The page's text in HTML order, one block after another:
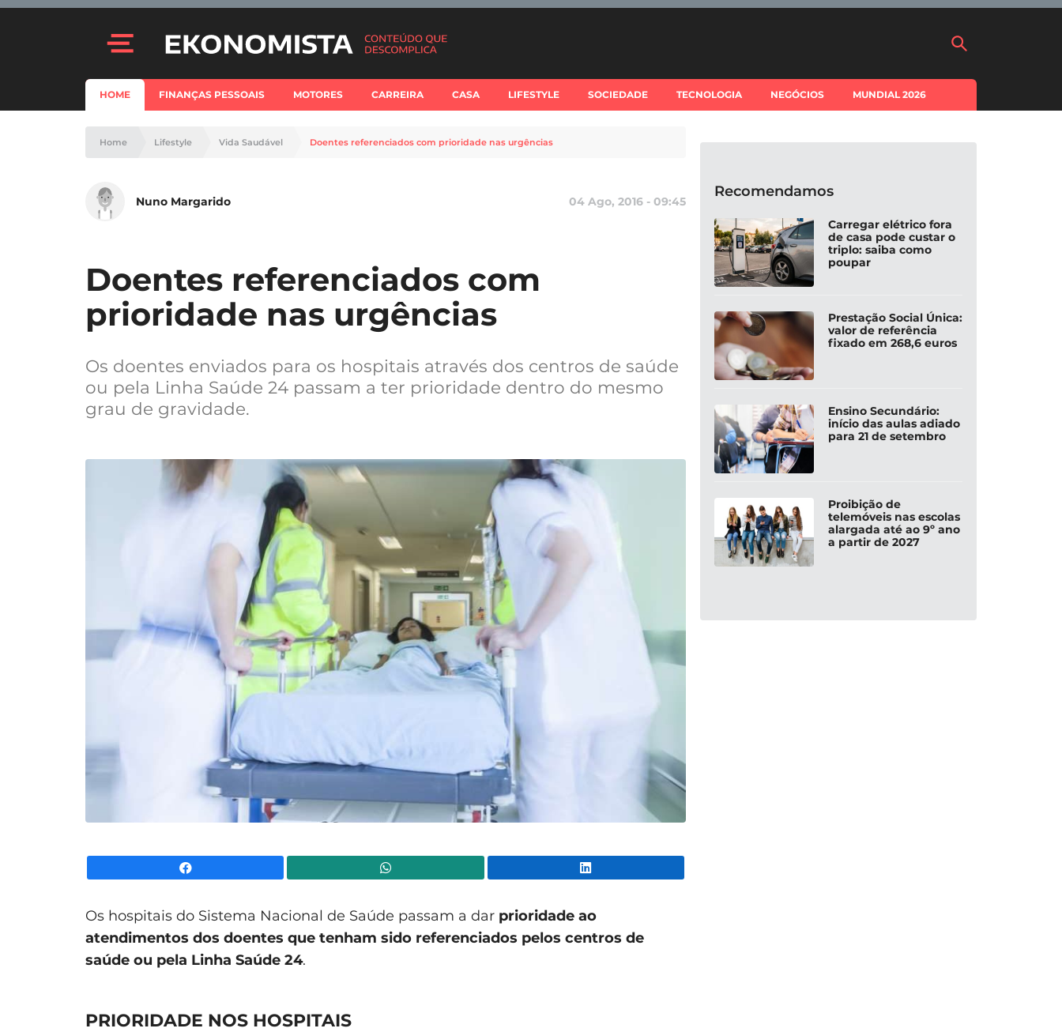
HOME FINANÇAS PESSOAIS MOTORES CARREIRA CASA LIFESTYLE SOCIEDADE TECNOLOGIA NEGÓCIOS MUNDIAL 2026
Home Lifestyle Vida Saudável Doentes referenciados com prioridade nas urgências
Nuno Margarido 04 Ago, 2016 - 09:45
Doentes referenciados com
prioridade nas urgências
Os doentes enviados para os hospitais através dos centros de saúde
ou pela Linha Saúde 24 passam a ter prioridade dentro do mesmo
grau de gravidade.
Os hospitais do Sistema Nacional de Saúde passam a dar prioridade ao
atendimentos dos doentes que tenham sido referenciados pelos centros de
saúde ou pela Linha Saúde 24.
PRIORIDADE NOS HOSPITAIS
Recomendamos
Carregar elétrico fora
de casa pode custar o
triplo: saiba como
poupar
Prestação Social Única:
valor de referência
fixado em 268,6 euros
Ensino Secundário:
início das aulas adiado
para 21 de setembro
Proibição de
telemóveis nas escolas
alargada até ao 9º ano
a partir de 2027